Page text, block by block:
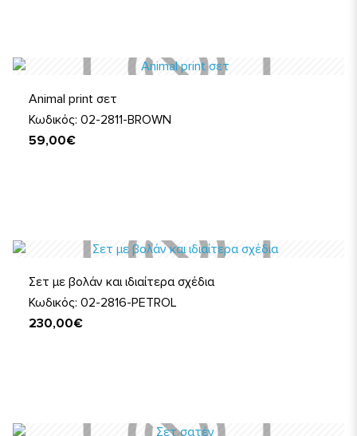
Animal print σετ
Κωδικός: 02-2811-BROWN
59,00€
Σετ με βολάν και ιδιαίτερα σχέδια
Κωδικός: 02-2816-PETROL
230,00€